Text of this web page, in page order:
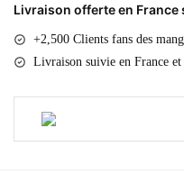
Livraison offerte en France
+2,500 Clients fans des
Livraison suivie en France